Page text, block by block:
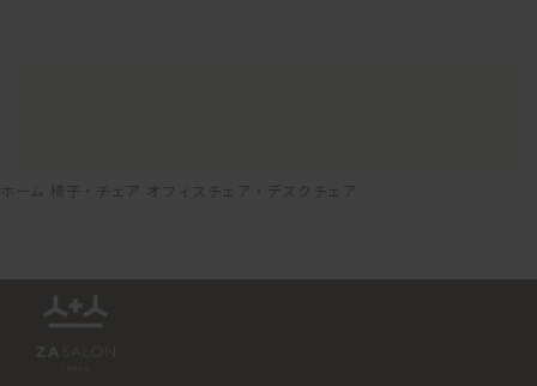
ホーム 椅子・チェア オフィスチェア・デスクチェア